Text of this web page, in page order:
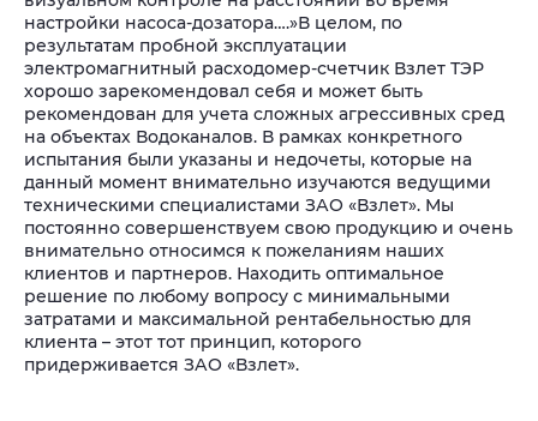
настройки насоса-дозатора….»В целом, по
результатам пробной эксплуатации
электромагнитный расходомер-счетчик Взлет ТЭР
хорошо зарекомендовал себя и может быть
рекомендован для учета сложных агрессивных сред
на объектах Водоканалов. В рамках конкретного
испытания были указаны и недочеты, которые на
данный момент внимательно изучаются ведущими
техническими специалистами ЗАО «Взлет». Мы
постоянно совершенствуем свою продукцию и очень
внимательно относимся к пожеланиям наших
клиентов и партнеров. Находить оптимальное
решение по любому вопросу с минимальными
затратами и максимальной рентабельностью для
клиента – этот тот принцип, которого
придерживается ЗАО «Взлет».